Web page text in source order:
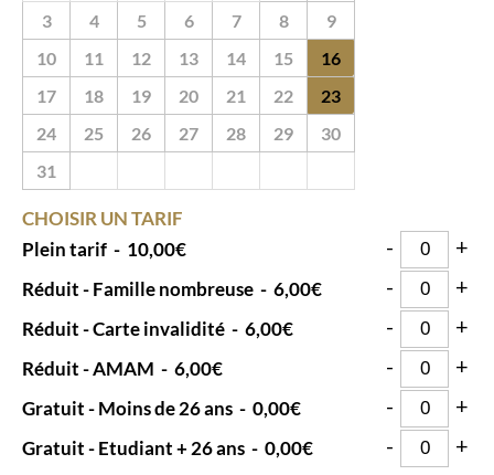
3
4 5 6 7 8
9
10
11 12 13 14 15
16
17
18 19 20 21 22
23
24
25 26 27 28 29
30
31
CHOISIR UN TARIF
Plein tarif - 10,00€ - +
Réduit - Famille nombreuse - 6,00€ - +
Réduit - Carte invalidité - 6,00€ - +
Réduit - AMAM - 6,00€ - +
Gratuit - Moins de 26 ans - 0,00€ - +
Gratuit - Etudiant + 26 ans - 0,00€ - +